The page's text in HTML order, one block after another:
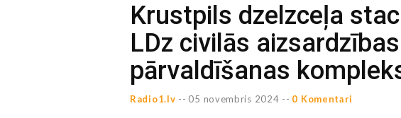
Krustpils dzelzceļa
LDz civilās
pārvaldīšanas
Radio1.lv -- 05 novembris 2024 -- 0 Komentāri